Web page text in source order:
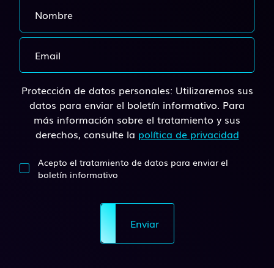
Protección de datos personales: Utilizaremos sus
datos para enviar el boletín informativo. Para
más información sobre el tratamiento y sus
derechos, consulte la política de privacidad
Acepto el tratamiento de datos para enviar el
boletín informativo
Enviar